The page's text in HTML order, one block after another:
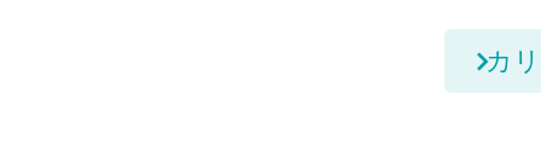
カ